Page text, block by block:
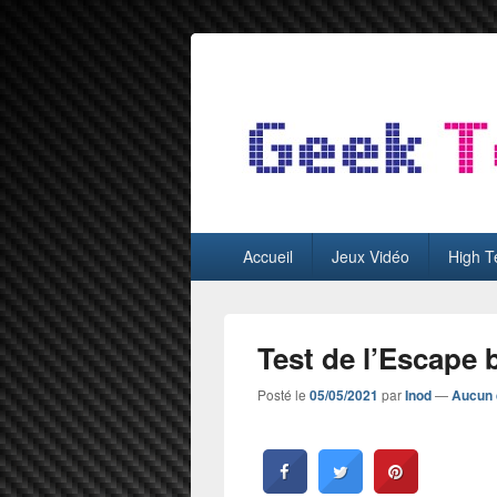
GeekTest
principalAccueil Jeux Vidéo High
Test de
Posté le 05/05/2021 parInod—Aucun